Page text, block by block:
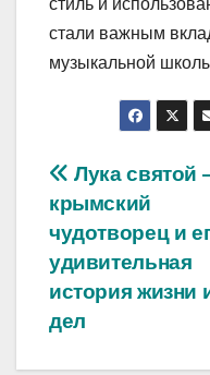
стали важным
музыкальной
по
записям
Лука святой
крымский
чудотворец и
удивительная
история жизни
дел